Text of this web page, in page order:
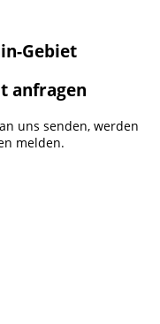
Gebiet
anfragen
uns senden, werden
melden.